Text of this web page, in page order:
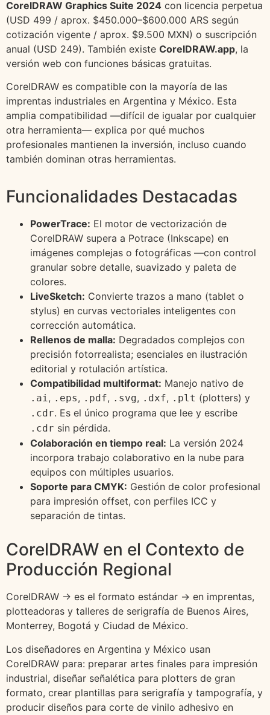
CorelDRAW Graphics Suite 2024 con licencia perpetua
(USD 499 / aprox. $450.000–$600.000 ARS según
cotización vigente / aprox. $9.500 MXN) o suscripción
anual (USD 249). También existe CorelDRAW.app, la
versión web con funciones básicas gratuitas.
CorelDRAW es compatible con la mayoría de las
imprentas industriales en Argentina y México. Esta
amplia compatibilidad —difícil de igualar por cualquier
otra herramienta— explica por qué muchos
profesionales mantienen la inversión, incluso cuando
también dominan otras herramientas.
Funcionalidades Destacadas
PowerTrace: El motor de vectorización de
CorelDRAW supera a Potrace (Inkscape) en
imágenes complejas o fotográficas —con control
granular sobre detalle, suavizado y paleta de
colores.
LiveSketch: Convierte trazos a mano (tablet o
stylus) en curvas vectoriales inteligentes con
corrección automática.
Rellenos de malla: Degradados complejos con
precisión fotorrealista; esenciales en ilustración
editorial y rotulación artística.
Compatibilidad multiformat: Manejo nativo de
.ai, .eps, .pdf, .svg, .dxf, .plt (plotters) y
.cdr. Es el único programa que lee y escribe
.cdr sin pérdida.
Colaboración en tiempo real: La versión 2024
incorpora trabajo colaborativo en la nube para
equipos con múltiples usuarios.
Soporte para CMYK: Gestión de color profesional
para impresión offset, con perfiles ICC y
separación de tintas.
CorelDRAW en el Contexto de
Producción Regional
CorelDRAW → es el formato estándar → en imprentas,
plotteadoras y talleres de serigrafía de Buenos Aires,
Monterrey, Bogotá y Ciudad de México.
Los diseñadores en Argentina y México usan
CorelDRAW para: preparar artes finales para impresión
industrial, diseñar señalética para plotters de gran
formato, crear plantillas para serigrafía y tampografía, y
producir diseños para corte de vinilo adhesivo en